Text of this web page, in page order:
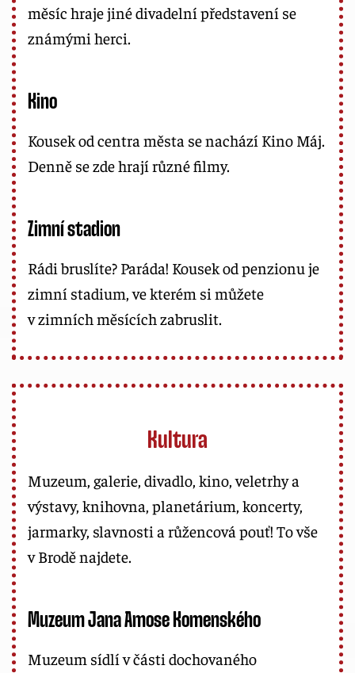
měsíc hraje jiné divadelní představení se
známými herci.
Kino
Kousek od centra města se nachází Kino Máj.
Denně se zde hrají různé filmy.
Zimní stadion
Rádi bruslíte? Paráda! Kousek od penzionu je
zimní stadium, ve kterém si můžete
v zimních měsících zabruslit.
Kultura
Muzeum, galerie, divadlo, kino, veletrhy a
výstavy, knihovna, planetárium, koncerty,
jarmarky, slavnosti a růžencová pouť! To vše
v Brodě najdete.
Muzeum Jana Amose Komenského
Muzeum sídlí v části dochovaného